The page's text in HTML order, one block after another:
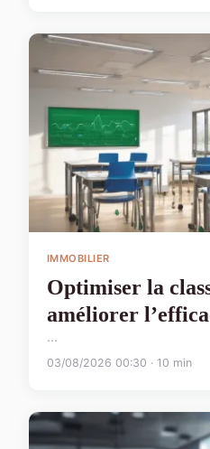
IMMOBILIER
Optimiser la
améliorer
...
03/08/2026 00:30 · 10 min